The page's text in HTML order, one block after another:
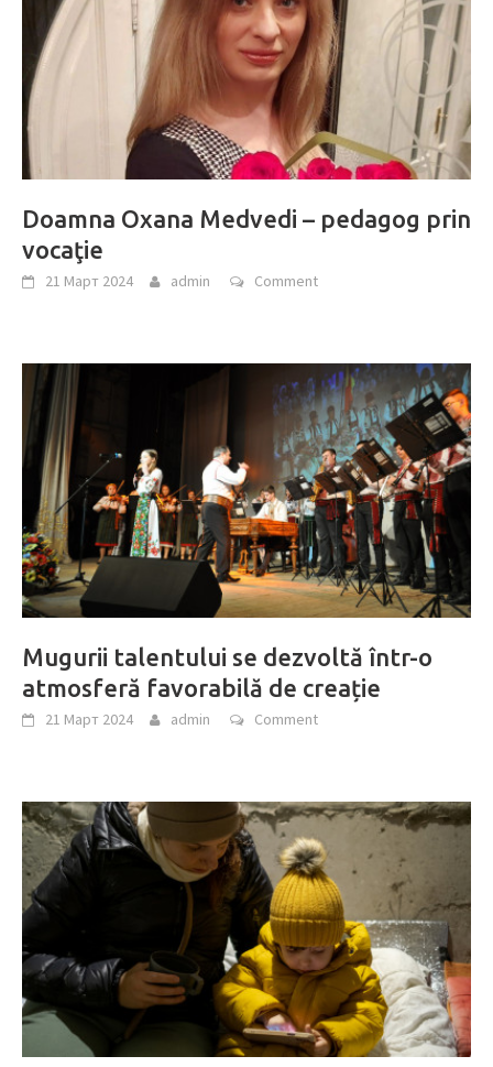
Doamna Oxana Medvedi – pedagog prin
vocaţie
21 Март 2024 admin Comment
Mugurii talentului se dezvoltă într-o
atmosferă favorabilă de creație
21 Март 2024 admin Comment